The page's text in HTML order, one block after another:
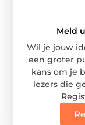
Meld
Wil je jouw
een groter
kans om je
lezers die